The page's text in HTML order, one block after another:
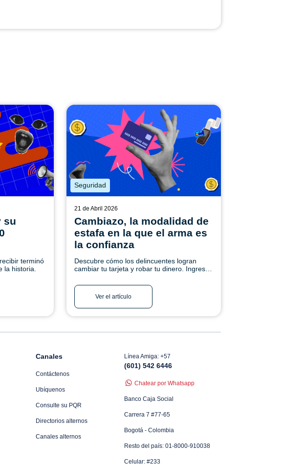
su
terminó
la historia.
Seguridad
21 de Abril 2026
Cambiazo, la modalidad de
estafa en la que el arma es
la confianza
Descubre cómo los delincuentes logran
cambiar tu tarjeta y robar tu dinero. Ingresa
Ver el artículo
Canales
Contáctenos
Ubíquenos
Consulte su PQR
Directorios alternos
Canales alternos
Línea Amiga: +57
(601) 542 6446
Chatear por Whatsapp
Banco Caja Social
Carrera 7 #77-65
Bogotá - Colombia
Resto del país: 01-8000-910038
Celular: #233